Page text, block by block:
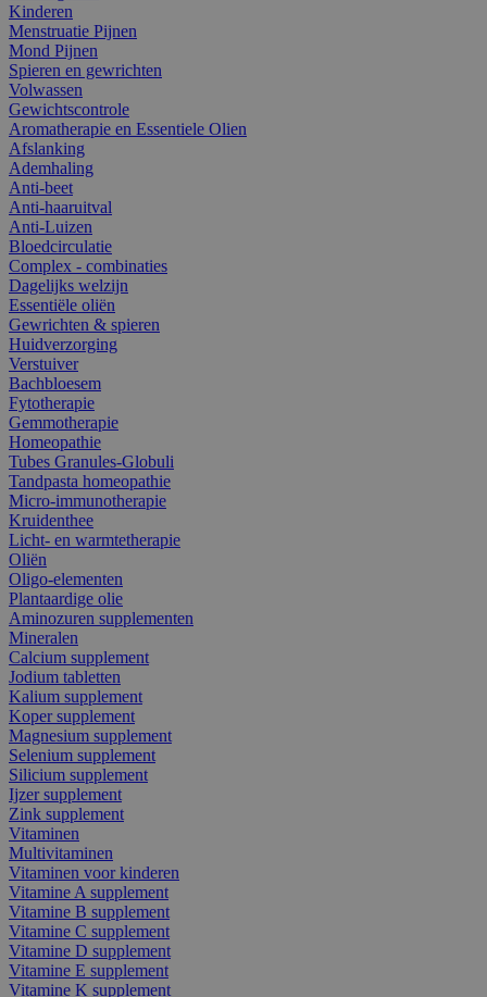
Kinderen
Menstruatie Pijnen
Mond Pijnen
Spieren en gewrichten
Volwassen
Gewichtscontrole
Aromatherapie en Essentiele Olien
Afslanking
Ademhaling
Anti-beet
Anti-haaruitval
Anti-Luizen
Bloedcirculatie
Complex - combinaties
Dagelijks welzijn
Essentiële oliën
Gewrichten & spieren
Huidverzorging
Verstuiver
Bachbloesem
Fytotherapie
Gemmotherapie
Homeopathie
Tubes Granules-Globuli
Tandpasta homeopathie
Micro-immunotherapie
Kruidenthee
Licht- en warmtetherapie
Oliën
Oligo-elementen
Plantaardige olie
Aminozuren supplementen
Mineralen
Calcium supplement
Jodium tabletten
Kalium supplement
Koper supplement
Magnesium supplement
Selenium supplement
Silicium supplement
Ijzer supplement
Zink supplement
Vitaminen
Multivitaminen
Vitaminen voor kinderen
Vitamine A supplement
Vitamine B supplement
Vitamine C supplement
Vitamine D supplement
Vitamine E supplement
Vitamine K supplement